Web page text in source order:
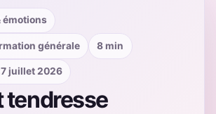
émotions
générale 8 min
juillet 2026
tendresse